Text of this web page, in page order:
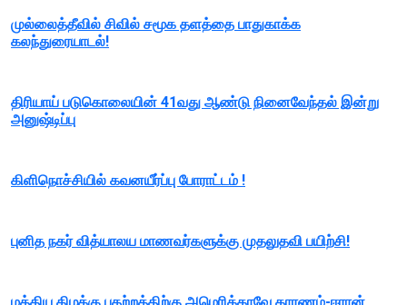
முல்லைத்தீவில் சிவில் சமூக தளத்தை பாதுகாக்க
கலந்துரையாடல்!
திரியாய் படுகொலையின் 41வது ஆண்டு நினைவேந்தல் இன்று
அனுஷ்டிப்பு
கிளிநொச்சியில் கவனயீர்ப்பு போராட்டம் !
புனித நகர் வித்யாலய மாணவர்களுக்கு முதலுதவி பயிற்சி!